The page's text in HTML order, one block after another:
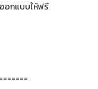
อกแบบให้ฟรี